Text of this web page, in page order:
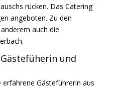
rücken. Das Catering
angeboten. Zu den
auch die
und
Gästeführerin aus